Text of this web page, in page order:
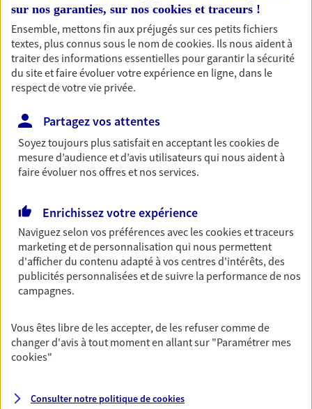
Épargne
Réalisez vos projets grâce à votre épargne : achat
immobilier, études des enfants ou voyage autour
du monde… Épargnez à votre rythme et
simplement, selon votre profil.
Retraite
Préparez sereinement ce nouveau chapitre de
votre vie avec les conseils d'un expert. Découvrez
Santé
Couvrez vos dépenses de santé ainsi que celles de
votre famille avec la complémentaire santé qui
vous ressemble.
Prévoyance
Pour un avenir serein, assurez-vous avec notre
garanties incapacité temporaire totale de travail,
sur nos garanties, sur nos cookies et traceurs !
Ensemble, mettons fin aux préjugés sur ces petits fichiers
textes, plus connus sous le nom decookies. Ils nous aident à
traiter des informations essentielles pour garantir la sécurité
du site et faire évoluer votre expérience en ligne, dans le
respect de votre vie privée.
Partagez vos attentes
Soyez toujours plus satisfait en acceptant lescookiesde
mesure d’audience et d’avis utilisateurs qui nous aident à
faire évoluer nos offres et nos services.
Enrichissez votre expérience
Naviguez selon vos préférences avec lescookies et traceurs
marketing et de personnalisation qui nous permettent
d'afficher du contenu adapté à vos centres d'intérêts, des
publicités personnalisées et de suivre la performance de nos
campagnes.
Vous êtes libre de les accepter, de les refuser comme de
changer d'avis à tout moment en allant sur "Paramétrer mes
cookies"
Consulter notre politique decookies